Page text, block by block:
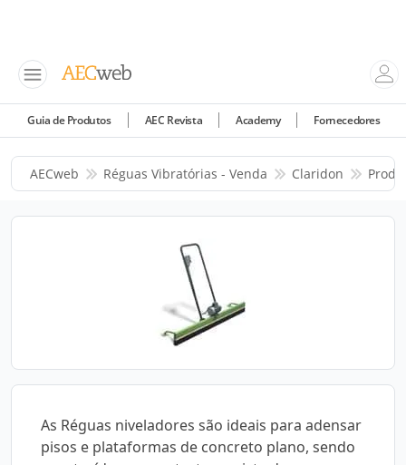
Guia de Produtos AEC Revista Academy Fornecedores
AECweb Réguas Vibratórias - Venda Claridon
As Réguas niveladores são ideais para adensar
pisos e plataformas de concreto plano, sendo